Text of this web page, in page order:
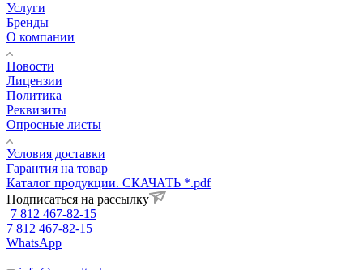
Услуги
Бренды
О компании
Новости
Лицензии
Политика
Реквизиты
Опросные листы
Условия доставки
Гарантия на товар
Каталог продукции. СКАЧАТЬ *.pdf
Подписаться на рассылку
7 812 467-82-15
7 812 467-82-15
WhatsApp